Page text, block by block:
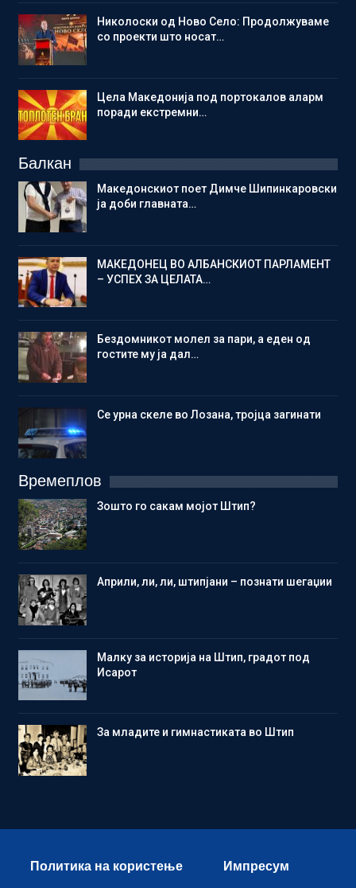
Николоски од Ново Село: Продолжуваме
со проекти што носат…
Цела Македонија под портокалов аларм
поради екстремни…
Балкан
Македонскиот поет Димче Шипинкаровски
ја доби главната…
МАКЕДОНЕЦ ВО АЛБАНСКИОТ ПАРЛАМЕНТ
– УСПЕХ ЗА ЦЕЛАТА…
Бездомникот молел за пари, а еден од
гостите му ја дал…
Се урна скеле во Лозана, тројца загинати
Времеплов
Зошто го сакам мојот Штип?
Aприли, ли, ли, штипјани – познати шегаџии
Малку за историја на Штип, градот под
Исарот
Зa младите и гимнастиката во Штип
Политика на користење Импресум